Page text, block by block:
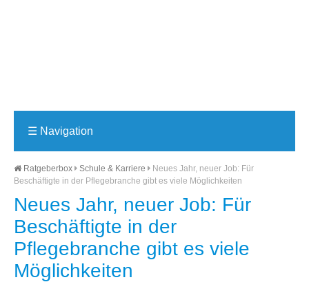
☰ Navigation
Ratgeberbox Schule & Karriere
Neues Jahr, neuer Job: Für
Beschäftigte in der Pflegebranche gibt es viele Möglichkeiten
Neues Jahr, neuer Job: Für
Beschäftigte in der
Pflegebranche gibt es viele
Möglichkeiten